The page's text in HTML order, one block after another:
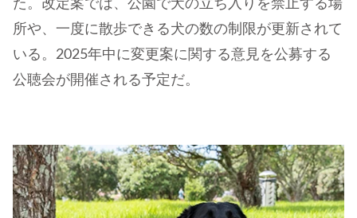
た。改定案では、公園で犬の立ち入りを禁止する場
所や、一度に散歩できる犬の数の制限が更新されて
いる。2025年中に変更案に関する意見を公募する
公聴会が開催される予定だ。